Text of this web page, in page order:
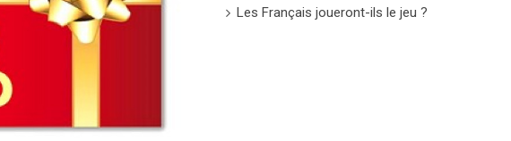
Les Français joueront-ils le jeu ?